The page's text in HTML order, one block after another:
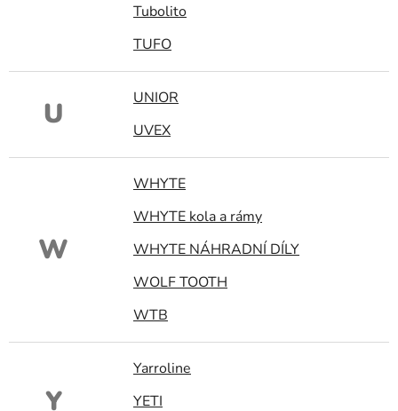
Tubolito
TUFO
U
UNIOR
UVEX
W
WHYTE
WHYTE kola a rámy
WHYTE NÁHRADNÍ DÍLY
WOLF TOOTH
WTB
Y
Yarroline
YETI